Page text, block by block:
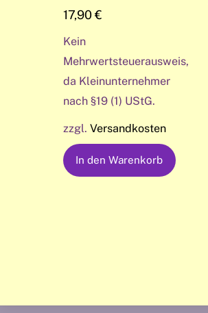
17,90€
Kein
Mehrwertsteuerausweis,
da Kleinunternehmer
nach §19 (1) UStG.
zzgl. Versandkosten
In den Warenkorb